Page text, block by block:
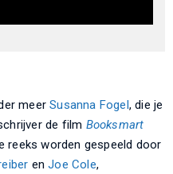
meerSusanna Fogel, die je
de film Booksmart
reeks worden gespeeld door
enJoe Cole,